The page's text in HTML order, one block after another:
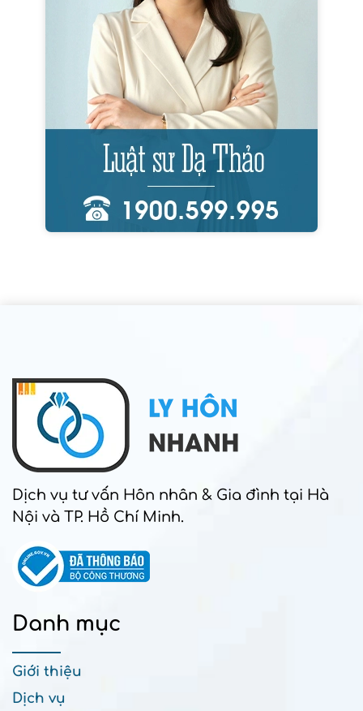
Dịch vụ tư vấn Hôn nhân & Gia đình tại Hà
Nội và TP. Hồ Chí Minh.
Danh mục
Giới thiệu
Dịch vụ